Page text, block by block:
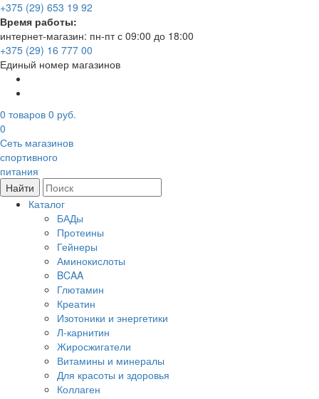
+375 (29) 653 19 92
Время работы:
интернет-магазин: пн-пт с 09:00 до 18:00
+375 (29) 16 777 00
Единый номер магазинов
0 товаров 0 руб.
0
Сеть магазинов
спортивного
питания
Найти
Каталог
БАДы
Протеины
Гейнеры
Аминокислоты
BCAA
Глютамин
Креатин
Изотоники и энергетики
Л-карнитин
Жиросжигатели
Витамины и минералы
Для красоты и здоровья
Коллаген